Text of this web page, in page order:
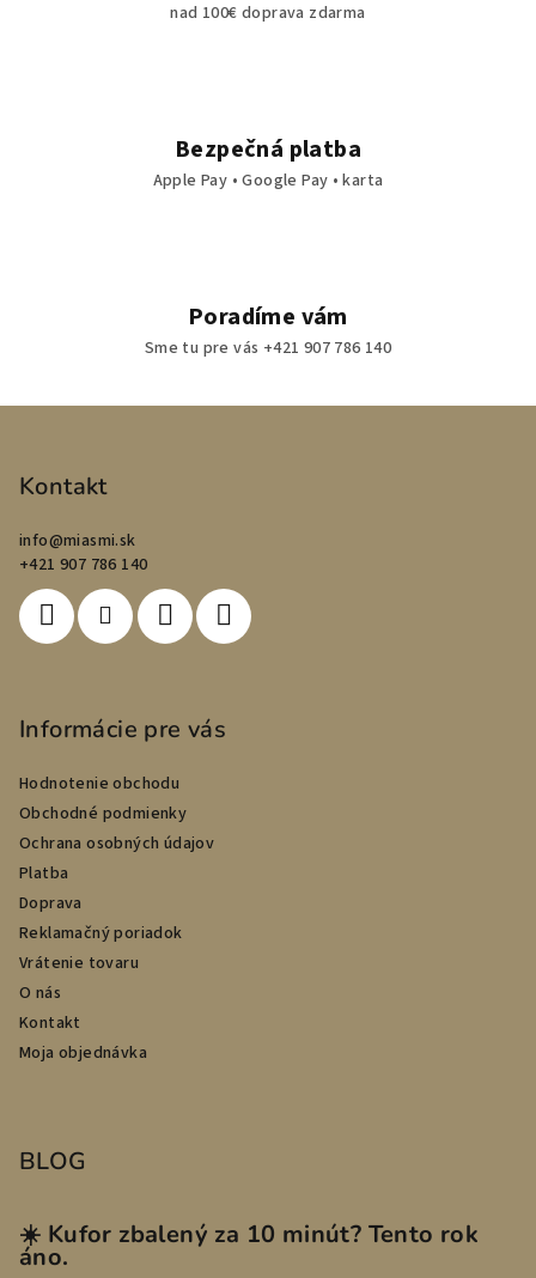
nad 100€ doprava zdarma
Bezpečná platba
Apple Pay • Google Pay • karta
Poradíme vám
Sme tu pre vás +421 907 786 140
Kontakt
info@miasmi.sk
+421 907 786 140
Informácie pre vás
Hodnotenie obchodu
Obchodné podmienky
Ochrana osobných údajov
Platba
Doprava
Reklamačný poriadok
Vrátenie tovaru
O nás
Kontakt
Moja objednávka
BLOG
☀️ Kufor zbalený za 10 minút? Tento rok
áno.